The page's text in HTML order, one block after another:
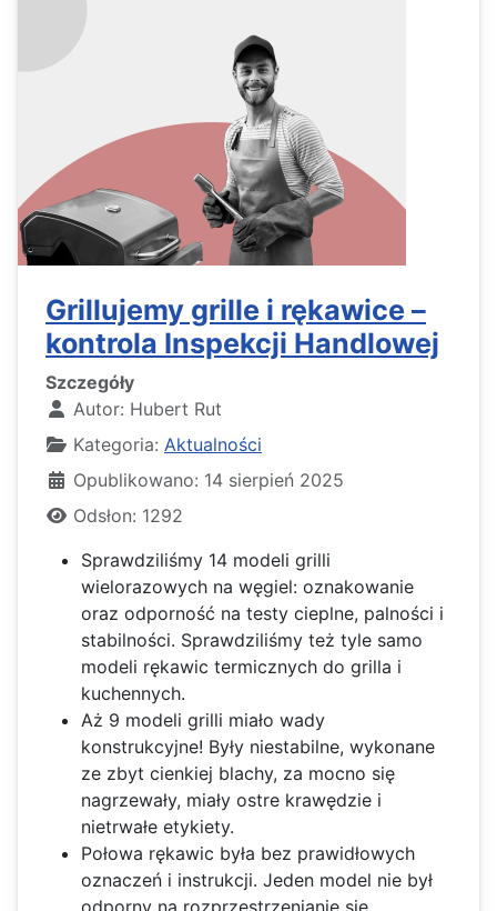
Grillujemy grille i rękawice –
kontrola Inspekcji Handlowej
Szczegóły
Autor: Hubert Rut
Kategoria: Aktualności
Opublikowano: 14 sierpień 2025
Odsłon: 1292
Sprawdziliśmy 14 modeli grilli
wielorazowych na węgiel: oznakowanie
oraz odporność na testy cieplne, palności i
stabilności. Sprawdziliśmy też tyle samo
modeli rękawic termicznych do grilla i
kuchennych.
Aż 9 modeli grilli miało wady
konstrukcyjne! Były niestabilne, wykonane
ze zbyt cienkiej blachy, za mocno się
nagrzewały, miały ostre krawędzie i
nietrwałe etykiety.
Połowa rękawic była bez prawidłowych
oznaczeń i instrukcji. Jeden model nie był